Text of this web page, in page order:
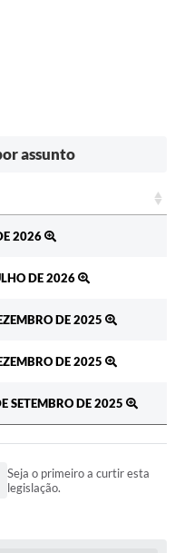
assunto
2026
DE 2026
DE 2025
DE 2025
SETEMBRO DE 2025
Seja o primeiro a curtir esta
legislação.